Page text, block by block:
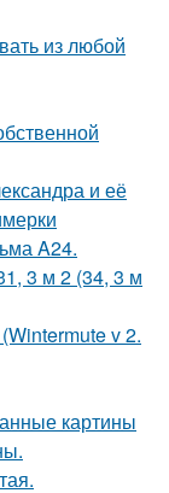
из любой
и её
A24.
3 м 2 (34, 3 м
v 2.
картины